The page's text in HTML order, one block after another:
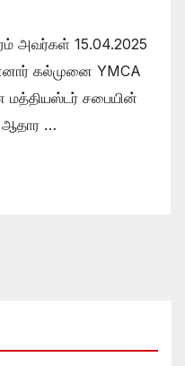
அவர்கள் 15.04.2025
கல்முனை YMCA
சபையின்
ஆதார …